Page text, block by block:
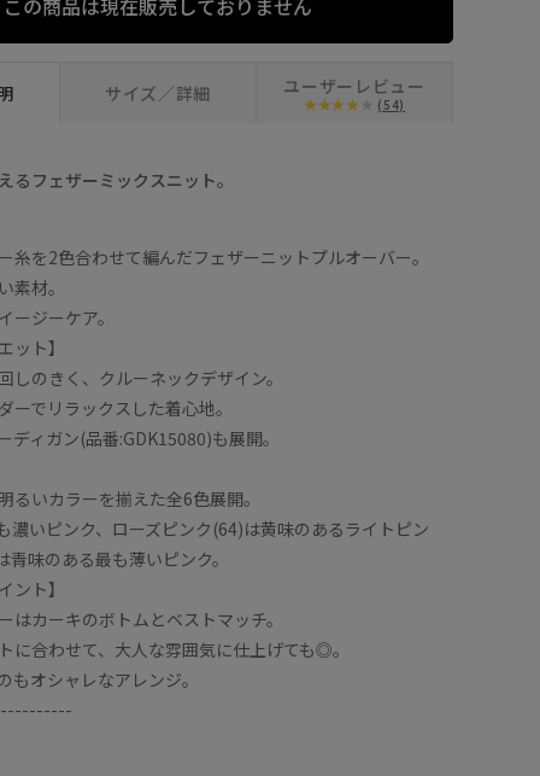
サイズ／詳細 ユーザーレビュー
(54)
るフェザーミックスニット。
糸を2色合わせて編んだフェザーニットプルオーバー。
素材。
ージーケア。
ット】
しのきく、クルーネックデザイン。
ーでリラックスした着心地。
ディガン(品番:GDK15080)も展開。
るいカラーを揃えた全6色展開。
濃いピンク、ローズピンク(64)は黄味のあるライトピン
味のある最も薄いピンク。
ント】
はカーキのボトムとベストマッチ。
に合わせて、大人な雰囲気に仕上げても◎。
もオシャレなアレンジ。